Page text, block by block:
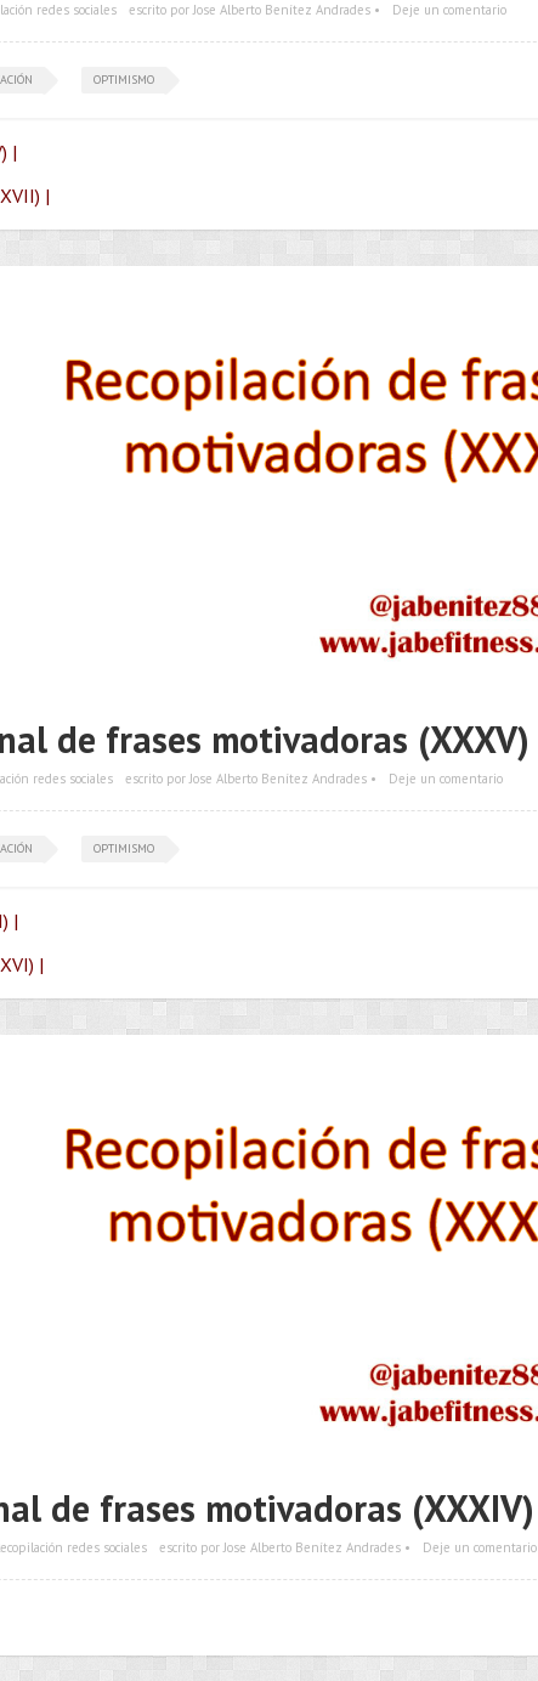
redes sociales escrito por Jose Alberto Benítez Andrades • Deje un comentario
OPTIMISMO
|
|
de frases motivadoras (XXXV)
redes sociales escrito por Jose Alberto Benítez Andrades • Deje un comentario
OPTIMISMO
|
|
de frases motivadoras (XXXIV)
redes sociales escrito por Jose Alberto Benítez Andrades • Deje un comentario